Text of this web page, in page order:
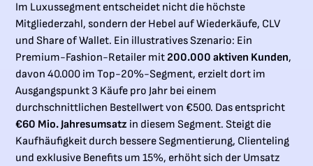
Im Luxussegment entscheidet nicht die höchste
Mitgliederzahl, sondern der Hebel auf Wiederkäufe, CLV
und Share of Wallet. Ein illustratives Szenario: Ein
Premium-Fashion-Retailer mit 200.000 aktiven Kunden,
davon 40.000 im Top-20%-Segment, erzielt dort im
Ausgangspunkt 3 Käufe pro Jahr bei einem
durchschnittlichen Bestellwert von €500. Das entspricht
€60 Mio. Jahresumsatz in diesem Segment. Steigt die
Kaufhäufigkeit durch bessere Segmentierung, Clienteling
und exklusive Benefits um 15%, erhöht sich der Umsatz